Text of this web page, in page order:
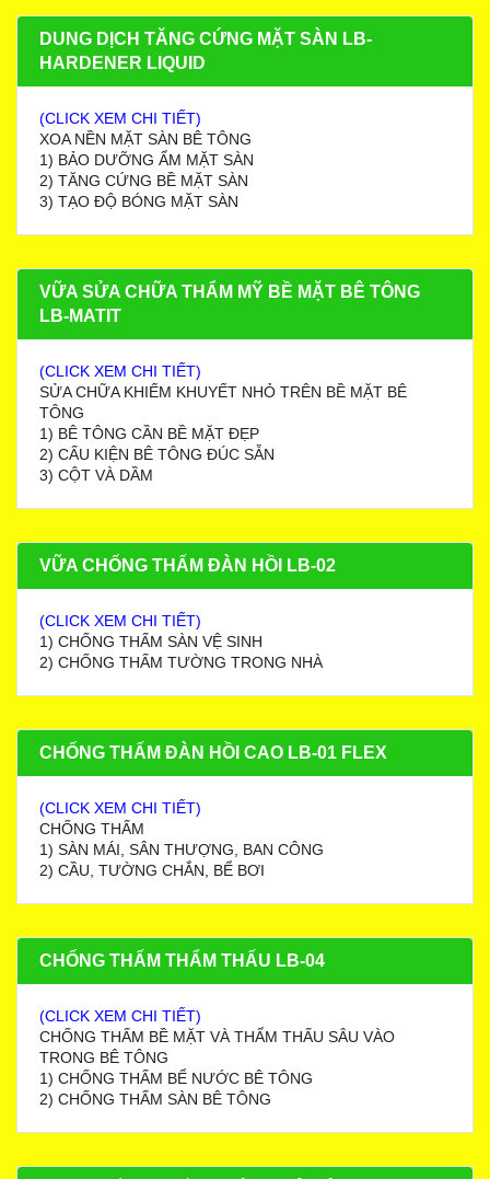
DUNG DỊCH TĂNG CỨNG MẶT SÀN LB-
HARDENER LIQUID
(CLICK XEM CHI TIẾT)
XOA NỀN MẶT SÀN BÊ TÔNG
1) BẢO DƯỠNG ẨM MẶT SÀN
2) TĂNG CỨNG BỀ MẶT SÀN
3) TẠO ĐỘ BÓNG MẶT SÀN
VỮA SỬA CHỮA THẨM MỸ BỀ MẶT BÊ TÔNG
LB-MATIT
(CLICK XEM CHI TIẾT)
SỬA CHỮA KHIẾM KHUYẾT NHỎ TRÊN BỀ MẶT BÊ
TÔNG
1) BÊ TÔNG CẦN BỀ MẶT ĐẸP
2) CẤU KIỆN BÊ TÔNG ĐÚC SẴN
3) CỘT VÀ DẦM
VỮA CHỐNG THẤM ĐÀN HỒI LB-02
(CLICK XEM CHI TIẾT)
1) CHỐNG THẤM SÀN VỆ SINH
2) CHỐNG THẤM TƯỜNG TRONG NHÀ
CHỐNG THẤM ĐÀN HỒI CAO LB-01 FLEX
(CLICK XEM CHI TIẾT)
CHỐNG THẤM
1) SÀN MÁI, SÂN THƯỢNG, BAN CÔNG
2) CẦU, TƯỜNG CHẮN, BỂ BƠI
CHỐNG THẤM THẨM THẤU LB-04
(CLICK XEM CHI TIẾT)
CHỐNG THẤM BỀ MẶT VÀ THẨM THẤU SÂU VÀO
TRONG BÊ TÔNG
1) CHỐNG THẤM BỂ NƯỚC BÊ TÔNG
2) CHỐNG THẤM SÀN BÊ TÔNG